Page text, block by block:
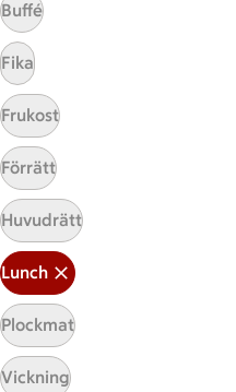
Testa att söka på
Buffé
Fika
Frukost
Förrätt
Huvudrätt
Lunch
Plockmat
Vickning